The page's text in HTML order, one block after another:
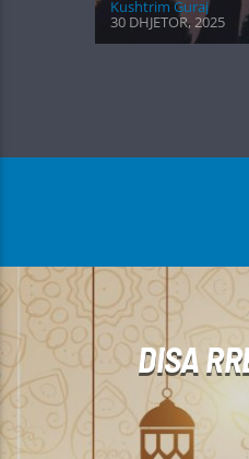
Kushtrim Guraj
30 DHJETOR, 2025
DISA